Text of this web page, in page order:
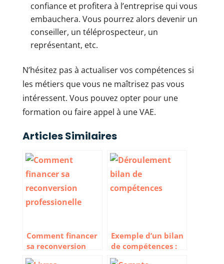
confiance et profitera à l’entreprise qui vous
embauchera. Vous pourrez alors devenir un
conseiller, un téléprospecteur, un
représentant, etc.
N’hésitez pas à actualiser vos compétences si
les métiers que vous ne maîtrisez pas vous
intéressent. Vous pouvez opter pour une
formation ou faire appel à une VAE.
Articles Similaires
Comment financer
sa reconversion
professionnelle ?
Exemple d’un bilan
de compétences :
comment se